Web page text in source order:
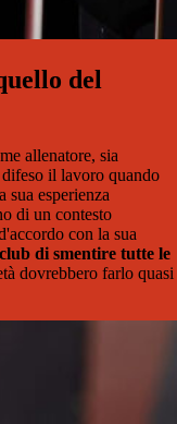
del
allenatore, sia
il lavoro quando
sua esperienza
di un contesto
con la sua
di smentire tutte le
dovrebbero farlo quasi